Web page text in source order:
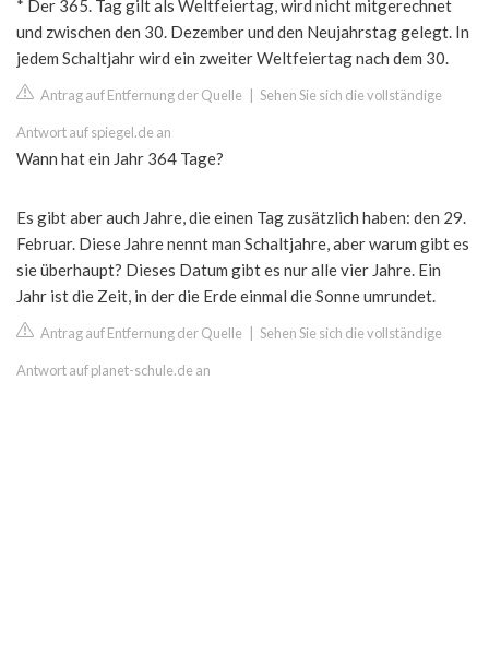
* Der 365. Tag gilt als Weltfeiertag, wird nicht mitgerechnet
und zwischen den 30. Dezember und den Neujahrstag gelegt. In
jedem Schaltjahr wird ein zweiter Weltfeiertag nach dem 30.
Antrag auf Entfernung der Quelle Sehen Sie sich die vollständige
Antwort auf spiegel.de an
Wann hat ein Jahr 364 Tage?
Es gibt aber auch Jahre, die einen Tag zusätzlich haben: den 29.
Februar. Diese Jahre nennt man Schaltjahre, aber warum gibt es
sie überhaupt? Dieses Datum gibt es nur alle vier Jahre. Ein
Jahr ist die Zeit, in der die Erde einmal die Sonne umrundet.
Antrag auf Entfernung der Quelle Sehen Sie sich die vollständige
Antwort auf planet-schule.de an